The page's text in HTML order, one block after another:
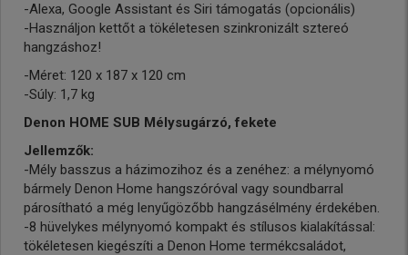
-Alexa, Google Assistant és Siri támogatás (opcionális)
-Használjon kettőt a tökéletesen szinkronizált sztereó
hangzáshoz!
-Méret: 120 x 187 x 120 cm
-Súly: 1,7 kg
Denon HOME SUB Mélysugárzó, fekete
Jellemzők:
-Mély basszus a házimozihoz és a zenéhez: a mélynyomó
bármely Denon Home hangszóróval vagy soundbarral
párosítható a még lenyűgözőbb hangzásélmény érdekében.
-8 hüvelykes mélynyomó kompakt és stílusos kialakítással:
tökéletesen kiegészíti a Denon Home termékcsaládot,